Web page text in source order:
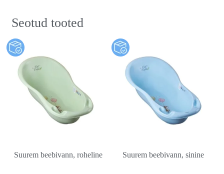
Seotud tooted
Suurem beebivann, roheline Suurem beebivann, sinine